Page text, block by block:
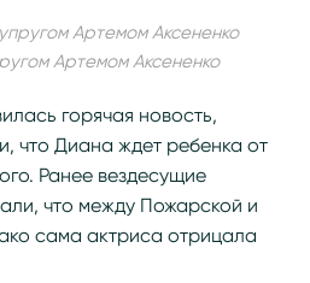
Артемом Аксененко
горячая новость,
что Диана ждет ребенка от
Ранее вездесущие
что между Пожарской и
сама актриса отрицала